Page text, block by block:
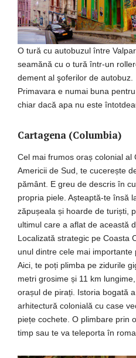
O tură cu autobuzul între
seamănă cu o tură într-un
dement al şoferilor de autobuz.
Primavara e numai buna
chiar dacă apa nu este
Cartagena (Columbia)
Cel mai frumos oraș colonial al
Americii de Sud, te cucerește
pământ. E greu de descris în
propria piele. Așteaptă-te însă
zăpușeala și hoarde de turiști,
ultimul care a aflat de această
Localizată strategic pe Coasta
unul dintre cele mai
Aici, te poți plimba pe zidurile
metri grosime și 11 km
orașul de pirați. Istoria bogată
arhitectură colonială cu case
piețe cochete. O plimbare prin
timp sau te va teleporta în